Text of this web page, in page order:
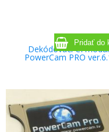
Dekódovací CI modul
PowerCam PRO